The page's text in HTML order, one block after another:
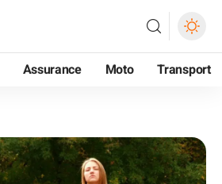
Assurance Moto Transport